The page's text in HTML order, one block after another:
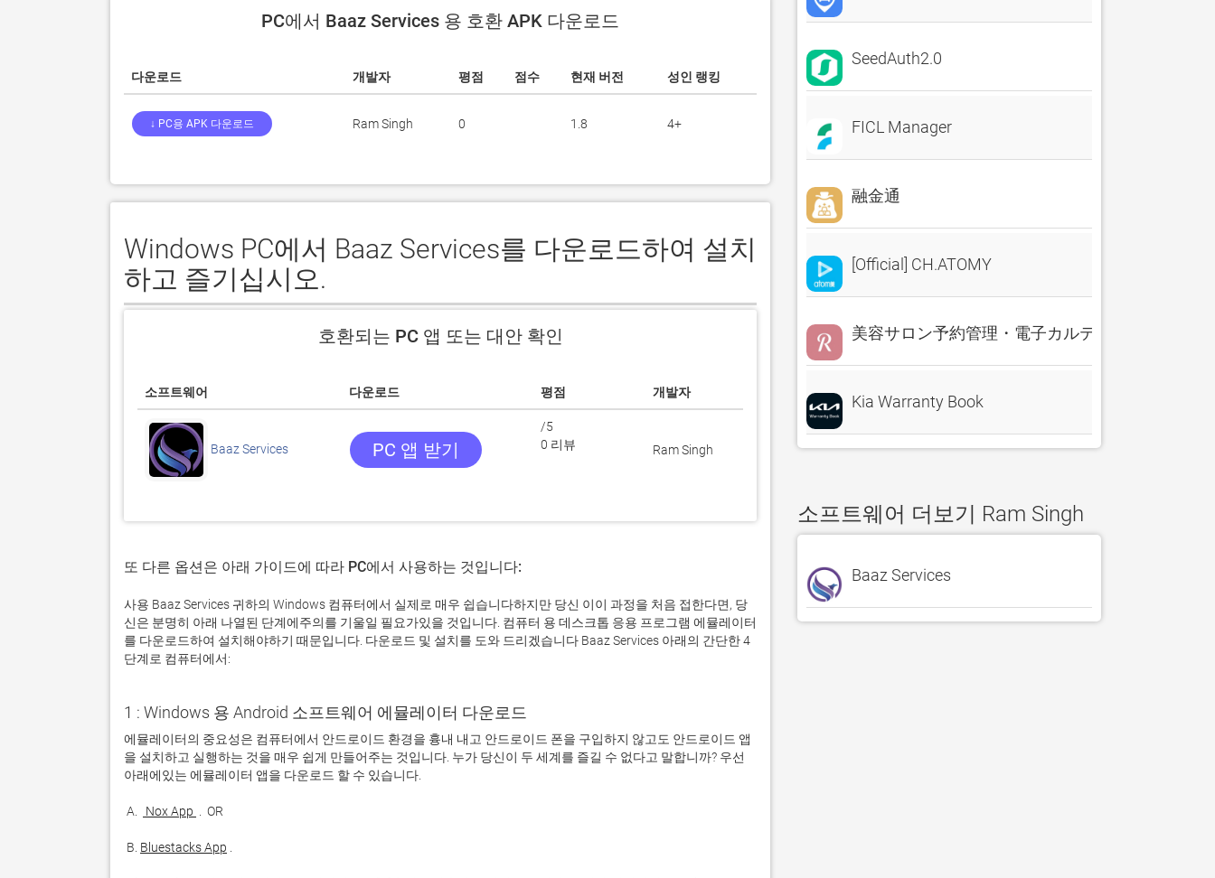
PC에서 Baaz Services 용 호환 APK 다운로드
다운로드 개발자 평점 점수 현재 버전 성인 랭킹
↓ PC용 APK 다운로드 Ram Singh 0 1.8 4+
Windows PC에서 Baaz Services를 다운로드하여 설치
하고 즐기십시오.
호환되는 PC 앱 또는 대안 확인
소프트웨어 다운로드 평점 개발자
Baaz Services PC 앱 받기
/5
0 리뷰
Ram Singh
또 다른 옵션은 아래 가이드에 따라 PC에서 사용하는 것입니다:
사용 Baaz Services 귀하의 Windows 컴퓨터에서 실제로 매우 쉽습니다하지만 당신 이이 과정을 처음 접한다면, 당
신은 분명히 아래 나열된 단계에주의를 기울일 필요가있을 것입니다. 컴퓨터 용 데스크톱 응용 프로그램 에뮬레이터
를 다운로드하여 설치해야하기 때문입니다. 다운로드 및 설치를 도와 드리겠습니다 Baaz Services 아래의 간단한 4
단계로 컴퓨터에서:
1 : Windows 용 Android 소프트웨어 에뮬레이터 다운로드
에뮬레이터의 중요성은 컴퓨터에서 안드로이드 환경을 흉내 내고 안드로이드 폰을 구입하지 않고도 안드로이드 앱
을 설치하고 실행하는 것을 매우 쉽게 만들어주는 것입니다. 누가 당신이 두 세계를 즐길 수 없다고 말합니까? 우선
A. Nox App
B. Bluestacks App
SeedAuth2.0
FICL Manager
融金通
[Official] CH.ATOMY
美容サロン予約管理・電子カルテ・売上分析
Kia Warranty Book
소프트웨어 더보기 Ram Singh
Baaz Services